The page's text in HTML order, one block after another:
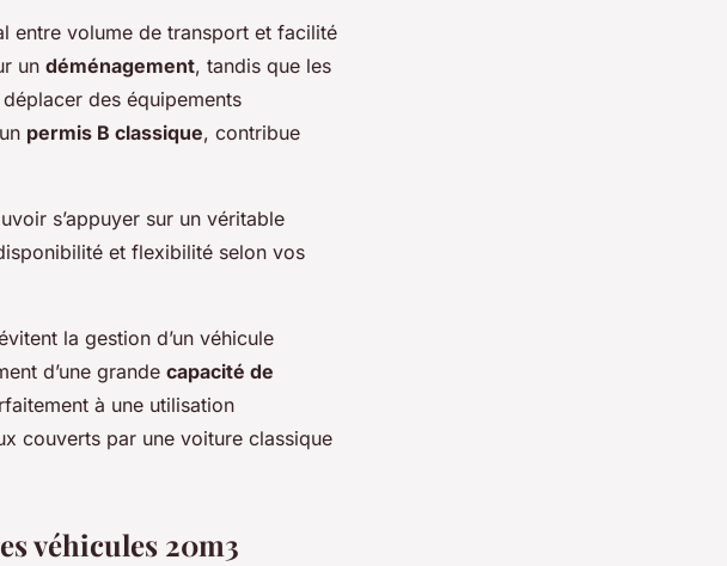
entre volume de transport et facilité
un déménagement, tandis que les
des équipements
permis B classique, contribue
s’appuyer sur un véritable
et flexibilité selon vos
la gestion d’un véhicule
d’une grande capacité de
à une utilisation
couverts par une voiture classique
véhicules 20m3